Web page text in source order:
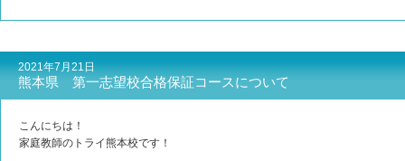
2021年7月21日
熊本県 第一志望校合格保証コースについて
こんにちは！
家庭教師のトライ熊本校です！